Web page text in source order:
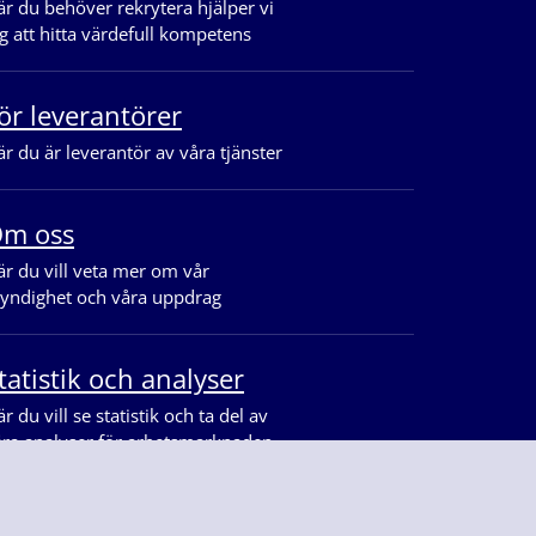
du behöver rekrytera hjälper vi
att hitta värdefull kompetens
leverantörer
du är leverantör av våra tjänster
oss
du vill veta mer om vår
och våra uppdrag
och analyser
du vill se statistik och ta del av
analyser för arbetsmarknaden